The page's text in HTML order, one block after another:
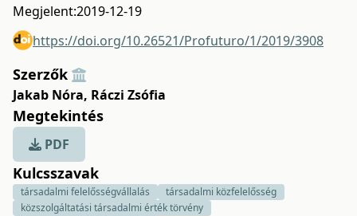
Megjelent:2019-12-19
https://doi.org/10.26521/Profuturo/1/2019/3908
Szerzők
Jakab Nóra, Ráczi Zsófia
Megtekintés
PDF
Kulcsszavak
társadalmi felelősségvállalás
társadalmi közfelelősség
közszolgáltatási társadalmi érték törvény